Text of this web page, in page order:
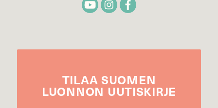
TILAA SUOMEN
LUONNON UUTIS­KIRJE